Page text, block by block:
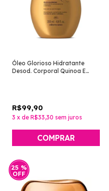
Óleo Glorioso Hidratante
Desod. Corporal Quinoa E
R$99,90
3 x de R$33,30 sem juros
25 %
OFF